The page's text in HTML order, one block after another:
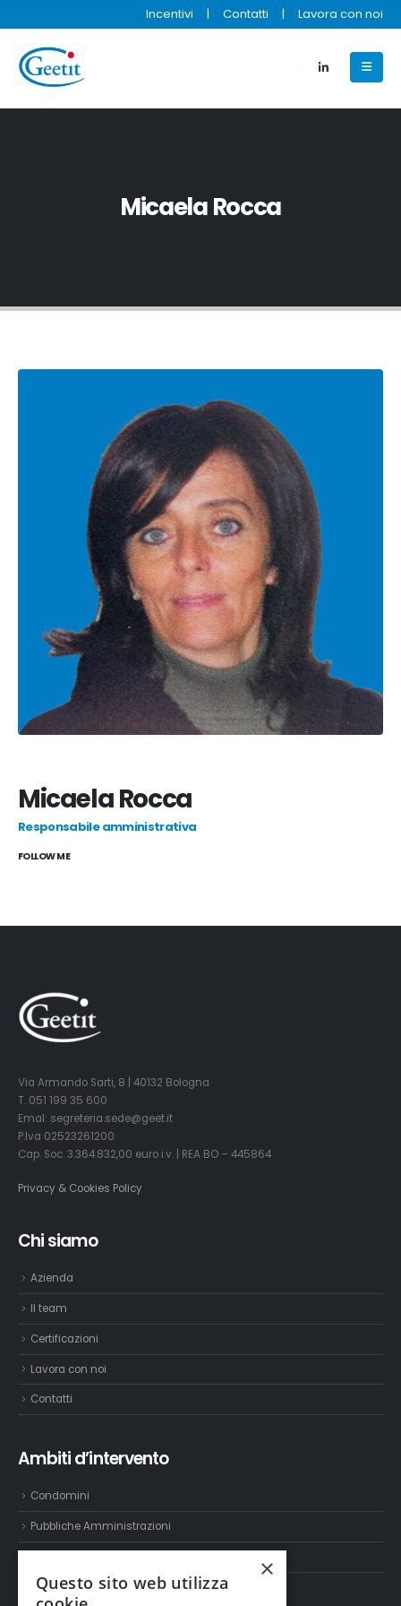
Incentivi | Contatti | Lavora con noi
Micaela Rocca
Micaela Rocca
Responsabile amministrativa
FOLLOW ME
Via Armando Sarti, 8 | 40132 Bologna
T. 051 199 35 600
Emal: segreteria.sede@geet.it
P.Iva 02523261200
Cap. Soc. 3.364.832,00 euro i.v. | REA BO – 445864
Privacy & Cookies Policy
Chi siamo
Azienda
Il team
Certificazioni
Lavora con noi
Contatti
Ambiti d’intervento
Condomini
Pubbliche Amministrazioni
×
Questo sito web utilizza